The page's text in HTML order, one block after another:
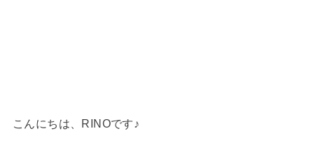
こんにちは、RINOです♪